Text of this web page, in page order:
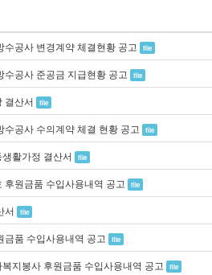
공사 변경계약 체결현황 공고 file
공사 준공금 지급현황 공고 file
결산서 file
공사 수의계약 체결 현황 공고 file
활가정 결산서 file
원금품 수입사용내역 공고 file
서 file
품 수입사용내역 공고 file
지봉사 후원금품 수입사용내역 공고 file